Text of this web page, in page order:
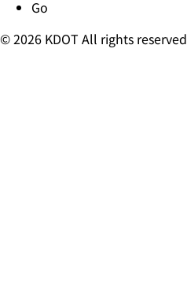
Go
© 2026 KDOT All rights reserved